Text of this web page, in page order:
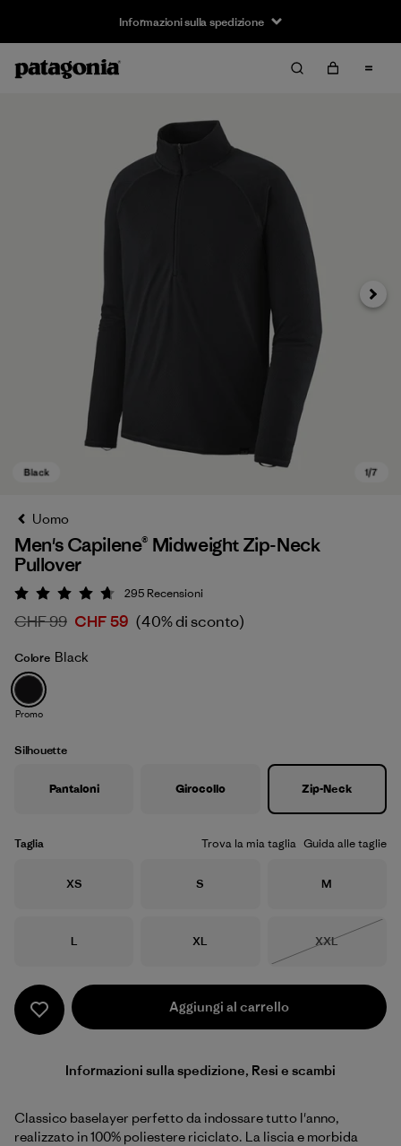
Informazioni sulla spedizione
Black
Avanti
Uomo
Men's Capilene® Midweight Zip-Neck
Pullover
Valutazione: 4.7 / 5
295 Recensioni
CHF 99 CHF 59 (40% di sconto)
Colore Black
Promo
Silhouette
Pantaloni Girocollo Zip-Neck
Taglia Trova la mia taglia Guida alle taglie
Taglia
XS Taglia
S Taglia
M
Taglia
L Taglia
XL Taglia
XXL
Aggiungi al carrello
Informazioni sulla spedizione, Resi e scambi
Classico baselayer perfetto da indossare tutto l'anno,
realizzato in 100% poliestere riciclato. La liscia e morbida